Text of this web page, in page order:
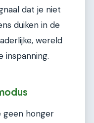
dat je niet
duiken in de
wereld
inspanning.
geen honger